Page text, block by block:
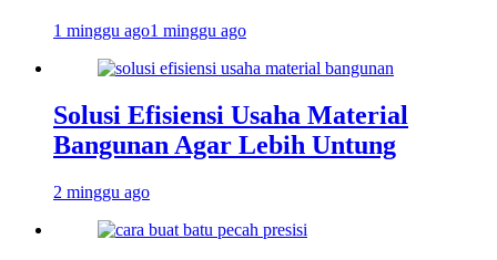
1 minggu ago1 minggu ago
Solusi Efisiensi Usaha Material
Bangunan Agar Lebih Untung
2 minggu ago